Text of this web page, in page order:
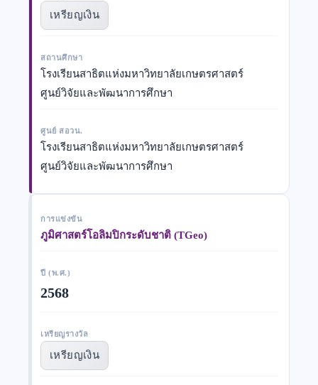
เหรียญเงิน
สถานศึกษา
โรงเรียนสาธิตแห่งมหาวิทยาลัยเกษตรศาสตร์
ศูนย์วิจัยและพัฒนาการศึกษา
ศูนย์ สอวน.
โรงเรียนสาธิตแห่งมหาวิทยาลัยเกษตรศาสตร์
ศูนย์วิจัยและพัฒนาการศึกษา
การแข่งขัน
ภูมิศาสตร์โอลิมปิกระดับชาติ (TGeo)
ปี (พ.ศ.)
2568
เหรียญรางวัล
เหรียญเงิน